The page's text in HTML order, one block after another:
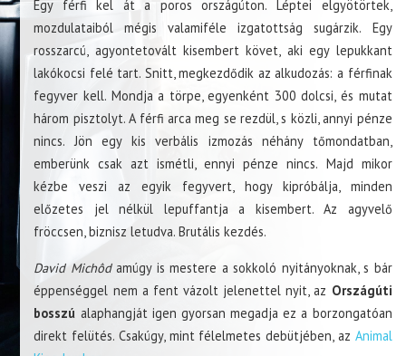
Egy férfi kel át a poros országúton. Léptei elgyötörtek,
mozdulataiból mégis valamiféle izgatottság sugárzik. Egy
rosszarcú, agyontetovált kisembert követ, aki egy lepukkant
lakókocsi felé tart. Snitt, megkezdődik az alkudozás: a férfinak
fegyver kell. Mondja a törpe, egyenként 300 dolcsi, és mutat
három pisztolyt. A férfi arca meg se rezdül, s közli, annyi pénze
nincs. Jön egy kis verbális izmozás néhány tőmondatban,
emberünk csak azt ismétli, ennyi pénze nincs. Majd mikor
kézbe veszi az egyik fegyvert, hogy kipróbálja, minden
előzetes jel nélkül lepuffantja a kisembert. Az agyvelő
fröccsen, biznisz letudva. Brutális kezdés.
David Michôdamúgy is mestere a sokkoló nyitányoknak, s bár
éppenséggel nem a fent vázolt jelenettel nyit, az Országúti
bosszú alaphangját igen gyorsan megadja ez a borzongatóan
direkt felütés. Csakúgy, mint félelmetes debütjében, az Animal